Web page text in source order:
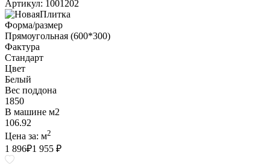
Артикул: 1001202
Форма/размер
Прямоугольная (600*300)
Фактура
Стандарт
Цвет
Белый
Вес поддона
1850
В машине м2
106.92
Цена за: м2
1 896₽1 955 ₽